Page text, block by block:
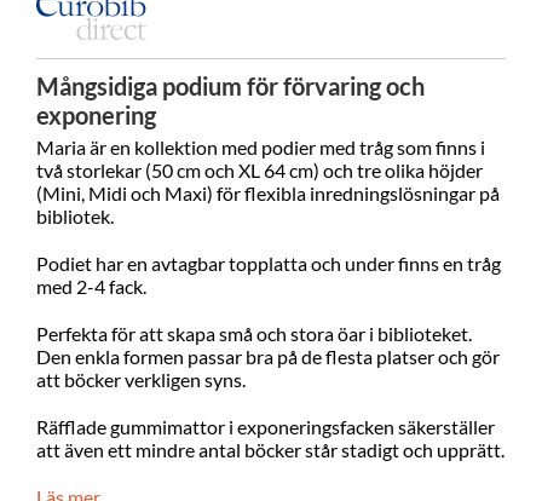
Mångsidiga podium för förvaring och
exponering
Maria är en kollektion med podier med tråg som finns i
två storlekar (50 cm och XL 64 cm) och tre olika höjder
(Mini, Midi och Maxi) för flexibla inredningslösningar på
bibliotek.
Podiet har en avtagbar topplatta och under finns en tråg
med 2-4 fack.
Perfekta för att skapa små och stora öar i biblioteket.
Den enkla formen passar bra på de flesta platser och gör
att böcker verkligen syns.
Räfflade gummimattor i exponeringsfacken säkerställer
att även ett mindre antal böcker står stadigt och upprätt.